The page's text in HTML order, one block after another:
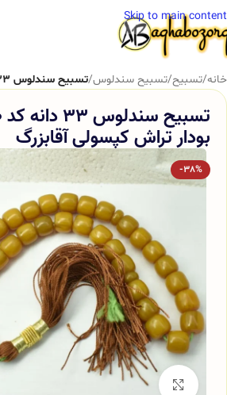
Skip to main content
خانه/تسبیح/تسبیح سندلوس/تسبیح سندلوس 33 دانه کد 1040 بودار تراش کپسولی آقابزرگ
بودار تراش کپسولی آقابزرگ
-38%
برای بزرگنمایی کلیک کنید